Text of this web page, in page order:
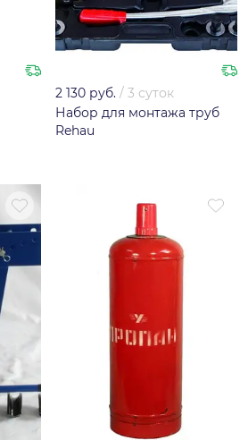
2 130 руб. / 3 суток
Набор для монтажа труб
Rehau